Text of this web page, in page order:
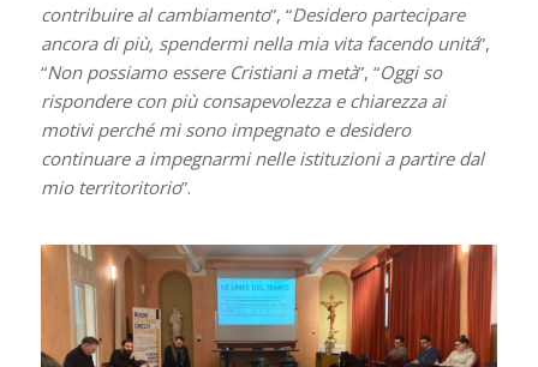
contribuire al cambiamento”, “Desidero partecipare
ancora di più, spendermi nella mia vita facendo unitá”,
“Non possiamo essere Cristiani a metà”, “Oggi so
rispondere con più consapevolezza e chiarezza ai
motivi perché mi sono impegnato e desidero
continuare a impegnarmi nelle istituzioni a partire dal
mio territoritorio”.